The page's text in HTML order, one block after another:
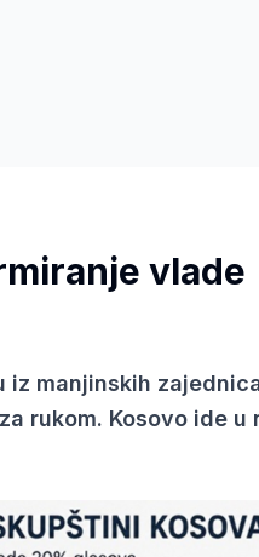
vlade
manjinskih
rukom. Kosovo ide u